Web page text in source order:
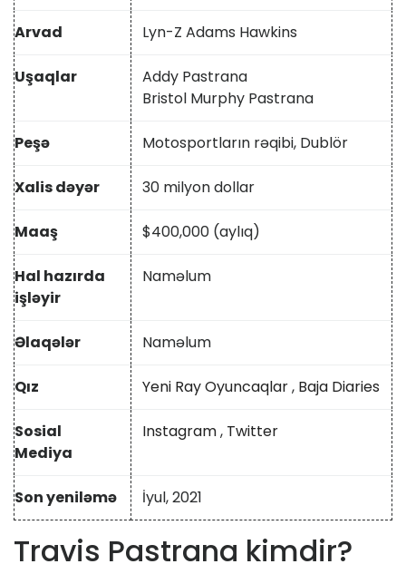
Arvad Lyn-Z Adams Hawkins
Uşaqlar
Addy Pastrana
Bristol Murphy Pastrana
Peşə Motosportların rəqibi, Dublör
Xalis dəyər 30 milyon dollar
Maaş $400,000 (aylıq)
Hal hazırda
işləyir
Naməlum
Əlaqələr Naməlum
Qız Yeni Ray Oyuncaqlar, Baja Diaries
Sosial
Mediya
Instagram, Twitter
Son yeniləmə İyul, 2021
Travis Pastrana kimdir?